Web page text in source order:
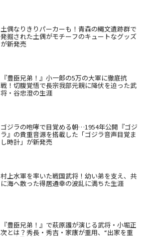
土偶なりきりパーカーも！青森の縄文遺跡群で
発掘された土偶がモチーフのキュートなグッズ
が新発売
『豊臣兄弟！』小一郎の5万の大軍に徹底抗
戦！切腹覚悟で長宗我部元親に降伏を迫った武
将・谷忠澄の生涯
ゴジラの咆哮で目覚める朝…1954年公開『ゴジ
ラ』の貴重音源を搭載した「ゴジラ音声目覚ま
し時計」が新発売
村上水軍を率いた戦国武将！幼い弟を支え、共
に海へ散った得居通幸の波乱に満ちた生涯
『豊臣兄弟！』で萩原護が演じる武将・小堀正
次とは？秀長・秀吉・家康が重用、“出家を重